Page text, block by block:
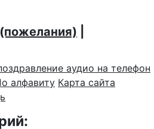
алфавиту Карта сайта